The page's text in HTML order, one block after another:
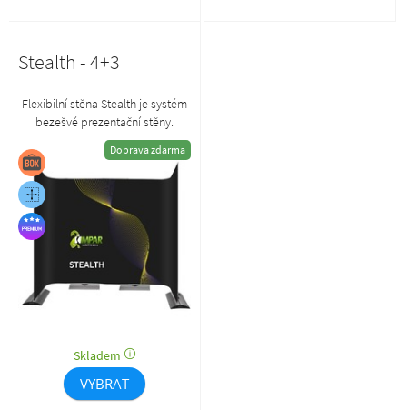
Stealth - 4+3
Flexibilní stěna Stealth je systém
bezešvé prezentační stěny.
Doprava zdarma
Skladem
VYBRAT